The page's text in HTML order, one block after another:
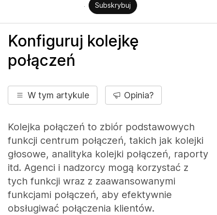
Subskrybuj
Konfiguruj kolejkę
połączeń
W tym artykule Opinia?
Kolejka połączeń to zbiór podstawowych
funkcji centrum połączeń, takich jak kolejki
głosowe, analityka kolejki połączeń, raporty
itd. Agenci i nadzorcy mogą korzystać z
tych funkcji wraz z zaawansowanymi
funkcjami połączeń, aby efektywnie
obsługiwać połączenia klientów.